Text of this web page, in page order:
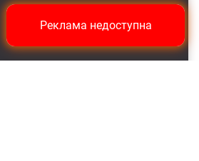
Реклама недоступна